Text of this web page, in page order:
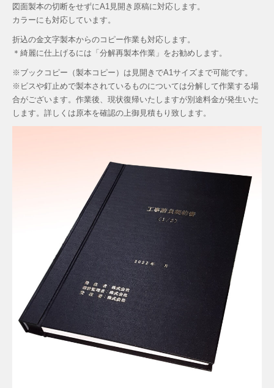
図面製本の切断をせずにA1見開き原稿に対応します。
カラーにも対応しています。
折込の金文字製本からのコピー作業も対応します。
＊綺麗に仕上げるには「分解再製本作業」をお勧めします。
※ブックコピー（製本コピー）は見開きでA1サイズまで可能です。
※ビスや釘止めで製本されているものについては分解して作業する場
合がございます。作業後、現状復帰いたしますが別途料金が発生いた
します。詳しくは原本を確認の上御見積もり致します。